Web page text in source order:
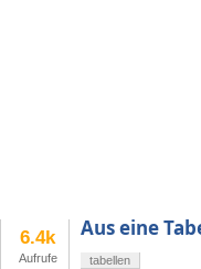
6.4k
Aufrufe
Aus eine
tabellen